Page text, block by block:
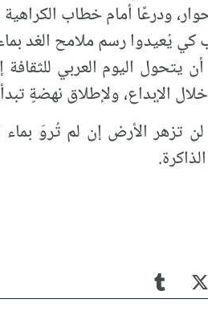
ودرعًا أمام خطاب
كي يُعيدوا رسم ملامح الغد
يتحول اليوم العربي
الإبداع، ولإطلاق نهضةٍ
لن تزهر الأرض إن لم تُروَ